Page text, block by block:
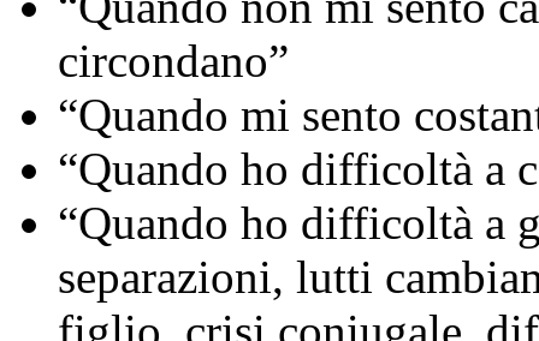
circondano”
“Quando mi sento
“Quando ho difficoltà a
“Quando ho difficoltà a
separazioni, lutti
figlio, crisi coniugale,